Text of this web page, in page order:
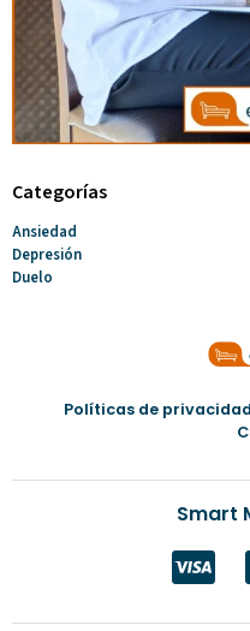
Categorías
Ansiedad
Depresión
Duelo
Políticas de privacidad
Smart